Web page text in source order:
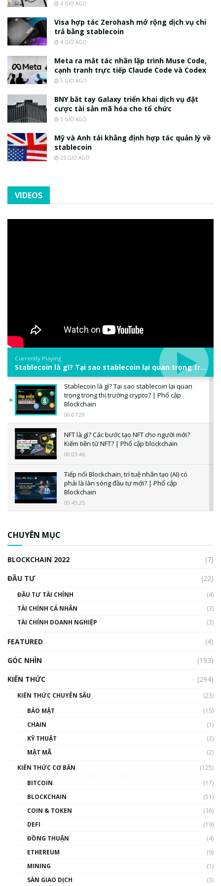
4 GIỜ AGO
Visa hợp tác Zerohash mở rộng dịch vụ chi
trả bằng stablecoin
4 GIỜ AGO
Meta ra mắt tác nhân lập trình Muse Code,
cạnh tranh trực tiếp Claude Code và Codex
5 GIỜ AGO
BNY bắt tay Galaxy triển khai dịch vụ đặt
cược tài sản mã hóa cho tổ chức
5 GIỜ AGO
Mỹ và Anh tái khẳng định hợp tác quản lý về
stablecoin
23 GIỜ AGO
VIDEOS
Currently Playing
Stablecoin là gì? Tại sao stablecoin lại quan trọng trong thị trường crypto? | Phổ cập Blockchain
Stablecoin là gì? Tại sao stablecoin lại quan
trọng trong thị trường crypto? | Phổ cập
Blockchain
00:07:29
NFT là gì? Các bước tạo NFT cho người mới?
Kiếm tiền từ NFT? | Phổ cập blockchain
00:03:46
Tiếp nối Blockchain, trí tuệ nhân tạo (AI) có
phải là làn sóng đầu tư mới? | Phổ cập
Blockchain
00:45:25
00:02:14
Nhìn lại năm 2022: Những sự kiện ảnh hưởng
đến hệ sinh thái tiền mã hoá | Phổ cập
00:43:47
như thể nào?
00:39:31
Phổ cập Blockchain
thống & Crypto qua các cuộc chiến | Phổ cập
CHUYÊN MỤC
BLOCKCHAIN 2022
(7)
ĐẦU TƯ
(22)
ĐẦU TƯ TÀI CHÍNH
(4)
TÀI CHÍNH CÁ NHÂN
(3)
TÀI CHÍNH DOANH NGHIỆP
(3)
FEATURED
(4)
GÓC NHÌN
(193)
KIẾN THỨC
(294)
KIẾN THỨC CHUYÊN SÂU
(23)
BẢO MẬT
(15)
CHAIN
(1)
KỸ THUẬT
(2)
MẬT MÃ
(2)
KIẾN THỨC CƠ BẢN
(125)
BITCOIN
(17)
BLOCKCHAIN
(51)
COIN & TOKEN
(36)
DEFI
(19)
ĐỒNG THUẬN
(4)
ETHEREUM
(9)
MINING
(1)
SÀN GIAO DỊCH
(3)